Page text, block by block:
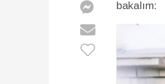
bakalım: